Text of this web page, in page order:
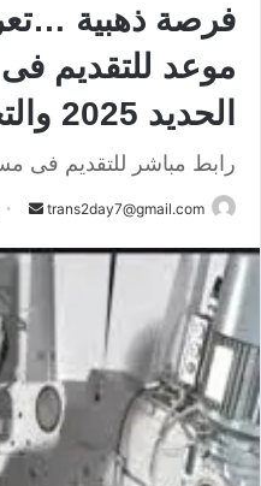
فرصة ذهبية
موعد للتقديم
الحديد 2025 والتخصصات المطلوبة
رابط مباشر للتقديم فى
trans2day7@gmail.com
س
ب
ي
د
ا